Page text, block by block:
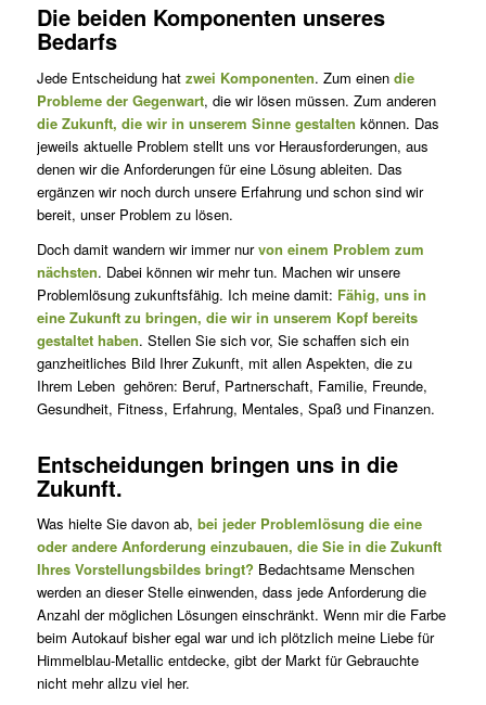
Die beiden Komponenten unseres
Bedarfs
Jede Entscheidung hat zwei Komponenten. Zum einen die
Probleme der Gegenwart, die wir lösen müssen. Zum anderen
die Zukunft, die wir in unserem Sinne gestalten können. Das
jeweils aktuelle Problem stellt uns vor Herausforderungen, aus
denen wir die Anforderungen für eine Lösung ableiten. Das
ergänzen wir noch durch unsere Erfahrung und schon sind wir
bereit, unser Problem zu lösen.
Doch damit wandern wir immer nurvon einem Problem zum
nächsten. Dabei können wir mehr tun. Machen wir unsere
Problemlösung zukunftsfähig. Ich meine damit: Fähig, uns in
eine Zukunft zu bringen, die wir in unserem Kopf bereits
gestaltet haben. Stellen Sie sich vor, Sie schaffen sich ein
ganzheitliches Bild Ihrer Zukunft, mit allen Aspekten, die zu
Ihrem Leben gehören: Beruf, Partnerschaft, Familie, Freunde,
Gesundheit, Fitness, Erfahrung, Mentales, Spaß und Finanzen.
Entscheidungen bringen uns in die
Zukunft.
Was hielte Sie davon ab, bei jeder Problemlösung die eine
oder andere Anforderung einzubauen, die Sie in die Zukunft
Ihres Vorstellungsbildes bringt? Bedachtsame Menschen
werden an dieser Stelle einwenden, dass jede Anforderung die
Anzahl der möglichen Lösungen einschränkt. Wenn mir die Farbe
beim Autokauf bisher egal war und ich plötzlich meine Liebe für
Himmelblau-Metallic entdecke, gibt der Markt für Gebrauchte
nicht mehr allzu viel her.